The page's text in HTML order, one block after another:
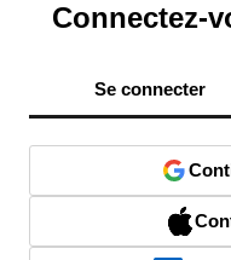
Connectez-
Se connecter